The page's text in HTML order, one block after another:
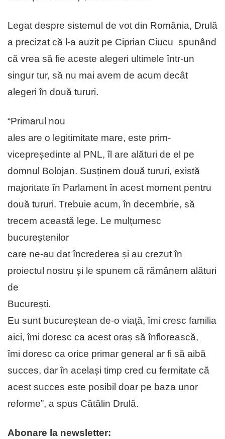
Legat despre sistemul de vot din România, Drulă
a precizat că l-a auzit pe Ciprian Ciucu spunând
că vrea să fie aceste alegeri ultimele într-un
singur tur, să nu mai avem de acum decât
alegeri în două tururi.
“Primarul nou
ales are o legitimitate mare, este prim-
vicepreședinte al PNL, îl are alături de el pe
domnul Bolojan. Susținem două tururi, există
majoritate în Parlament în acest moment pentru
două tururi. Trebuie acum, în decembrie, să
trecem această lege. Le mulțumesc
bucureștenilor
care ne-au dat încrederea și au crezut în
proiectul nostru și le spunem că rămânem alături
de
București.
Eu sunt bucureștean de-o viață, îmi cresc familia
aici, îmi doresc ca acest oraș să înflorească,
îmi doresc ca orice primar general ar fi să aibă
succes, dar în același timp cred cu fermitate că
acest succes este posibil doar pe baza unor
reforme”, a spus Cătălin Drulă.
Abonare la newsletter: